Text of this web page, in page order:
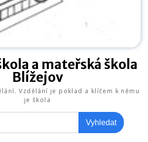
a mateřská škola
Blížejov
Vzdělání je poklad a klíčem k němu
je škola